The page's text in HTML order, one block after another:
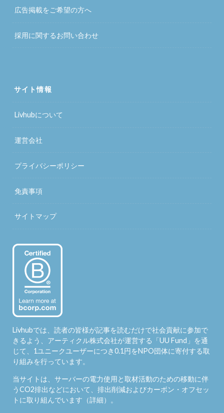
広告掲載をご希望の方へ
採用に関するお問い合わせ
サイト情報
Livhubについて
運営会社
プライバシーポリシー
免責事項
サイトマップ
Livhubでは、読者の皆様が記事を読むだけで社会貢献に参加で
きるよう、アーティクル株式会社が運営する「UU Fund 」を通
じて、1ユニークユーザーにつき0.1円をNPO団体に寄付する取
り組みを行っています。
当サイトは、サーバーの電力使用と取材活動のための移動に伴
うCO2排出などにおいて、排出削減およびカーボン・オフセッ
トに取り組んでいます（詳細）。